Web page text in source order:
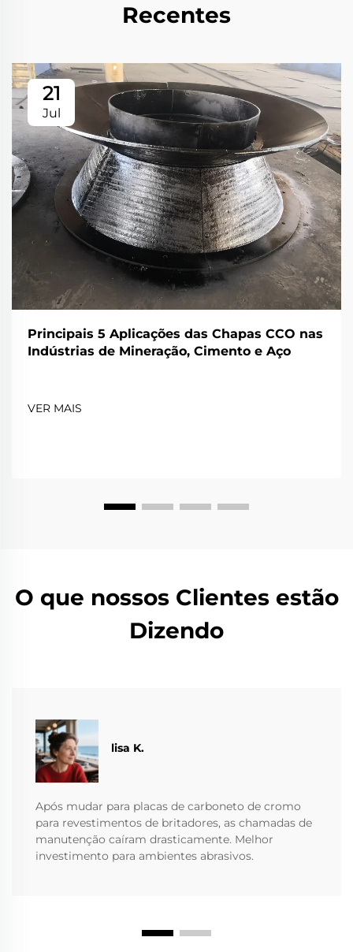
Recentes
21
Jul
Principais 5 Aplicações das Chapas CCO nas
Indústrias de Mineração, Cimento e Aço
VER MAIS
O que nossos Clientes estão
Dizendo
lisa K.
Após mudar para placas de carboneto de cromo
para revestimentos de britadores, as chamadas de
manutenção caíram drasticamente. Melhor
investimento para ambientes abrasivos.